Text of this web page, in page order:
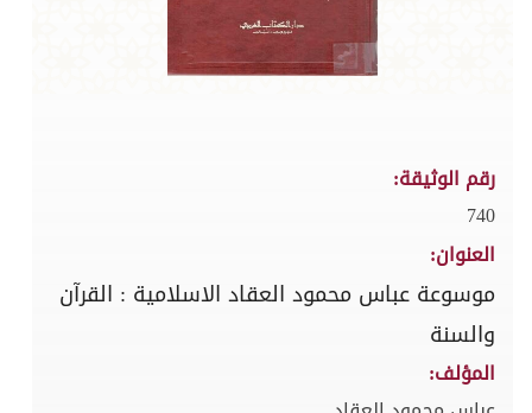
رقم الوثيقة:
740
العنوان:
موسوعة عباس محمود العقاد الاسلامية : القرآن
والسنة
المؤلف: